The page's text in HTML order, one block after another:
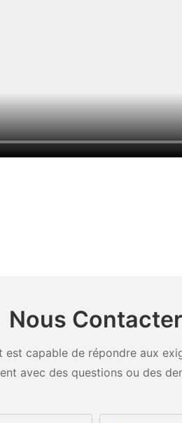
Nous Contacter
capable de répondre aux
avec des questions ou des